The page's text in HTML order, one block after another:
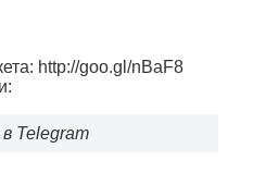
http://goo.gl/nBaF8
Telegram